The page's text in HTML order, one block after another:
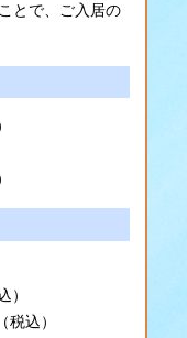
とで、ご入居の
）
込）